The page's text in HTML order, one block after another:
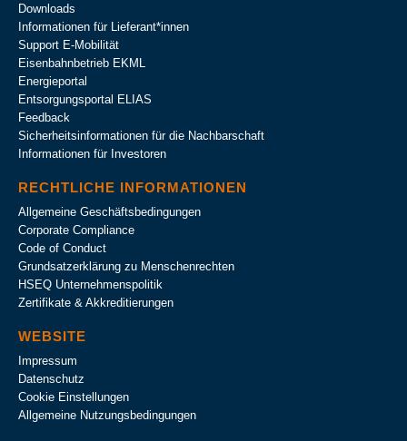
Downloads
Informationen für Lieferant*innen
Support E-Mobilität
Eisenbahnbetrieb EKML
Energieportal
Entsorgungsportal ELIAS
Feedback
Sicherheitsinformationen für die Nachbarschaft
Informationen für Investoren
RECHTLICHE INFORMATIONEN
Allgemeine Geschäftsbedingungen
Corporate Compliance
Code of Conduct
Grundsatzerklärung zu Menschenrechten
HSEQ Unternehmens­politik
Zertifikate & Akkreditierungen
WEBSITE
Impressum
Datenschutz
Cookie Einstellungen
Allgemeine Nutzungsbedingungen